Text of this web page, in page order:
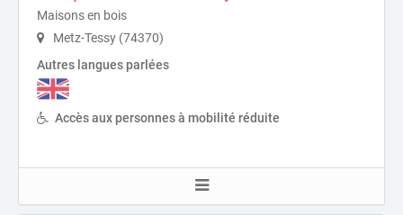
Maisons en bois
Metz-Tessy (74370)
Autres langues parlées
Accès aux personnes à mobilité réduite